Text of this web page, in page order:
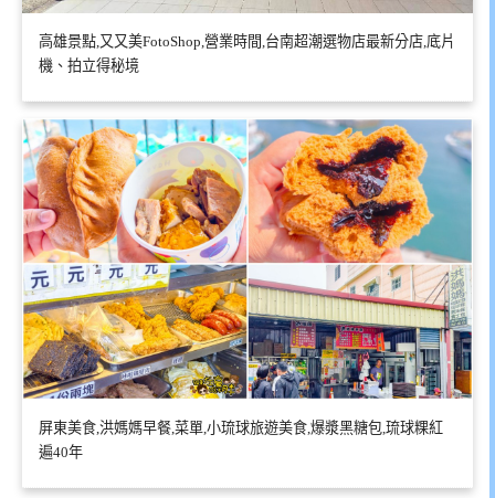
高雄景點,又又美FotoShop,營業時間,台南超潮選物店最新分店,底片
機、拍立得秘境
屏東美食,洪媽媽早餐,菜單,小琉球旅遊美食,爆漿黑糖包,琉球粿紅
遍40年